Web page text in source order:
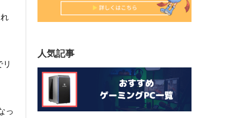
っ
人気記事